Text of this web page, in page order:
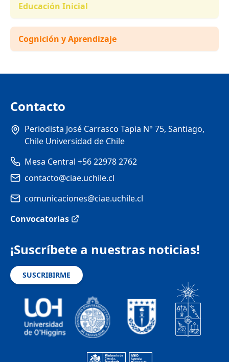
Educación Inicial
Cognición y Aprendizaje
Contacto
Periodista José Carrasco Tapia N° 75, Santiago,
Chile Universidad de Chile
Mesa Central +56 22978 2762
contacto@ciae.uchile.cl
comunicaciones@ciae.uchile.cl
Convocatorias
¡Suscríbete a nuestras noticias!
SUSCRIBIRME